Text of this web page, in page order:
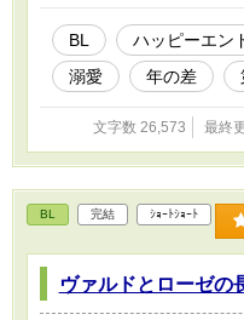
BL ハッピーエン
溺愛
年の差
文字数 26,573 最終
BL 完結 ｼｮｰﾄｼｮｰﾄ
ヴァルドとローゼの